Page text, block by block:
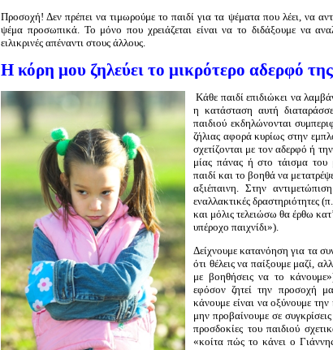
Προσοχή! Δεν πρέπει να τιμωρούμε το παιδί για τα ψέματα που λέει, να
ψέμα προσωπικά. Το μόνο που χρειάζεται είναι να το διδάξουμε να
ειλικρινές απέναντι στους άλλους.
Η κόρη μου ζηλεύει το μικρότερο αδερφό
Κάθε παιδί επιδιώκει να
η κατάσταση αυτή
παιδιού εκδηλώνονται
ζήλιας αφορά κυρίως στην
σχετίζονται με τον αδερφό ή
μίας πάνας ή στο τάισμα του
παιδί και το βοηθά να
αξιέπαινη. Στην
εναλλακτικές δραστηριότητες
και μόλις τελειώσω θα έρθω
υπέροχο παιχνίδι»).
Δείχνουμε κατανόηση για τα
ότι θέλεις να παίξουμε μαζί,
με βοηθήσεις να το
εφόσον ζητεί την προσοχή
κάνουμε είναι να οξύνουμε
μην προβαίνουμε σε
προσδοκίες του παιδιού
«κοίτα πώς το κάνει ο